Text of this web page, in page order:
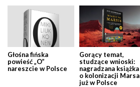
Głośna fińska
powieść „O”
nareszcie w Polsce
Gorący temat,
studzące wnioski:
nagradzana książka
o kolonizacji Marsa
już w Polsce